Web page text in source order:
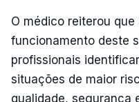
O médico reiterou que
funcionamento deste
profissionais
situações de maior
qualidade, segurança